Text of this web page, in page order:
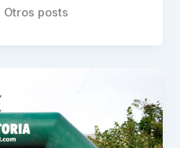
Otros posts